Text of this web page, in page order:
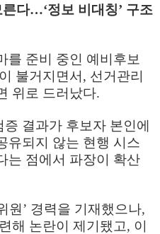
른다…‘정보 비대칭’ 구조
를 준비 중인 예비후보
불거지면서, 선거관리
위로 드러났다.
결과가 후보자 본인에
유되지 않는 현행 시스
는 점에서 파장이 확산
원’ 경력을 기재했으나,
해 논란이 제기됐고, 이